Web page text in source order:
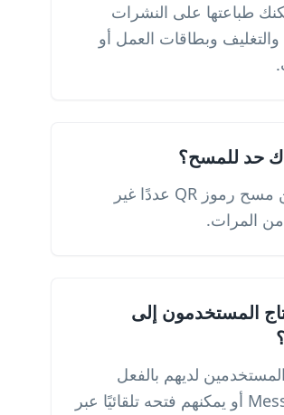
طباعتها على النشرات
والتغليف وبطاقات العمل أو
حد للمسح؟
لا. يمكن مسح رموز QR عددًا غير
المرات.
المستخدمون إلى
لديهم بالفعل
Messenger أو يمكنهم فتحه تلقائيًا عبر